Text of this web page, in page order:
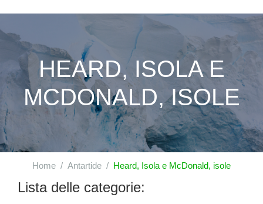
HEARD, ISOLA E
MCDONALD, ISOLE
Home Antartide Heard, Isola e McDonald, isole
Lista delle categorie: